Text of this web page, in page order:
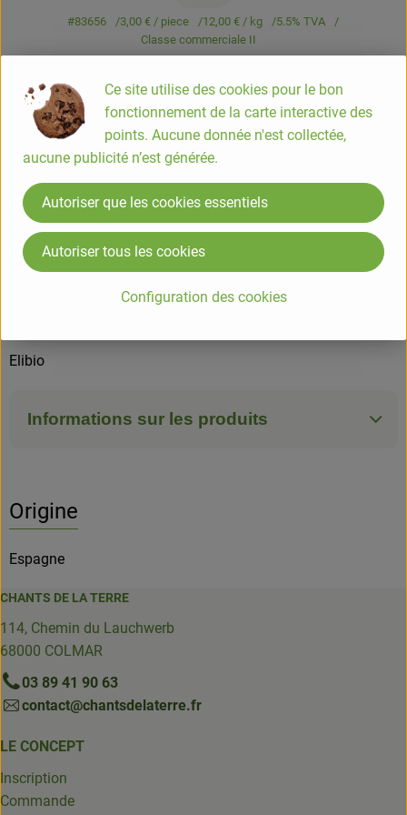
#83656 3,00 €/ piece 12,00 €/ kg
5.5% TVA
Classe commerciale II
Info Origine
Info
Purée de cacahuète 250g
COMPOSITION
Cacahuètes grillées issues de l'agriculture biologique
Elibio
Informations sur les produits
Origine
Espagne
CHANTS DE LA TERRE
114, Chemin du Lauchwerb
68000 COLMAR
03 89 41 90 63
contact@chantsdelaterre.fr
LE CONCEPT
Inscription
Commande
Ce site utilise des cookies pour le bon
fonctionnement de la carte interactive des
points. Aucune donnée n'est collectée,
aucune publicité n’est générée.
Configuration des cookies
Autoriser que les cookies essentiels
Autoriser tous les cookies